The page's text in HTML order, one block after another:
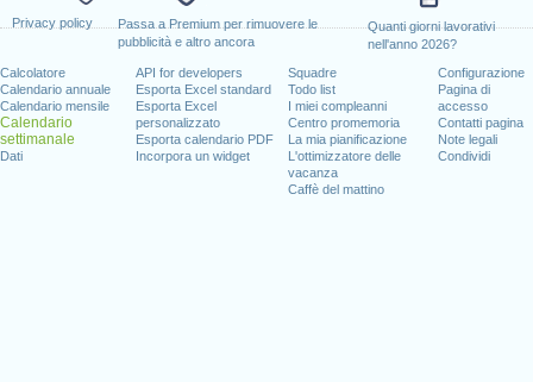
Privacy policy
Passa a Premium per rimuovere le
pubblicità e altro ancora
Quanti giorni lavorativi
nell'anno 2026?
Calcolatore
Calendario annuale
Calendario mensile
Calendario
settimanale
Dati
API for developers
Esporta Excel standard
Esporta Excel
personalizzato
Esporta calendario PDF
Incorpora un widget
Squadre
Todo list
I miei compleanni
Centro promemoria
La mia pianificazione
L'ottimizzatore delle
vacanza
Caffè del mattino
Configurazione
Pagina di
accesso
Contatti pagina
Note legali
Condividi